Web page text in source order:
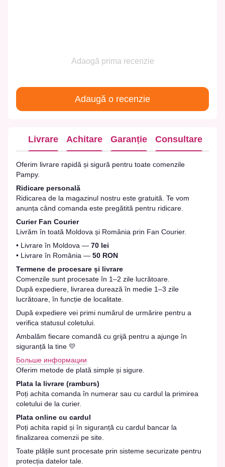
Adaogă prima recenzie
Adaugă o recenzie
Livrare Achitare Garanție Consultare
Oferim livrare rapidă și sigură pentru toate comenzile
Pampy.
Ridicare personală
Ridicarea de la magazinul nostru este gratuită. Te vom
anunța când comanda este pregătită pentru ridicare.
Curier Fan Courier
Livrăm în toată Moldova și România prin Fan Courier.
• Livrare în Moldova — 70 lei
• Livrare în România — 50 RON
Termene de procesare și livrare
Comenzile sunt procesate în 1–2 zile lucrătoare.
După expediere, livrarea durează în medie 1–3 zile
lucrătoare, în funcție de localitate.
După expediere vei primi numărul de urmărire pentru a
verifica statusul coletului.
Ambalăm fiecare comandă cu grijă pentru a ajunge în
siguranță la tine 💛
Больше информации
Oferim metode de plată simple și sigure.
Plata la livrare (ramburs)
Poți achita comanda în numerar sau cu cardul la primirea
coletului de la curier.
Plata online cu cardul
Poți achita rapid și în siguranță cu cardul bancar la
finalizarea comenzii pe site.
Toate plățile sunt procesate prin sisteme securizate pentru
protecția datelor tale.